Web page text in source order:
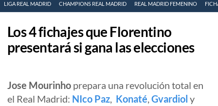
LIGA REAL MADRID CHAMPIONS REAL MADRID REAL MADRID FEMENINO
Los 4 fichajes que Florentino
presentará si gana las elecciones
Jose Mourinho prepara una revolución total en
el Real Madrid: NIco Paz, Konaté,Gvardiol y